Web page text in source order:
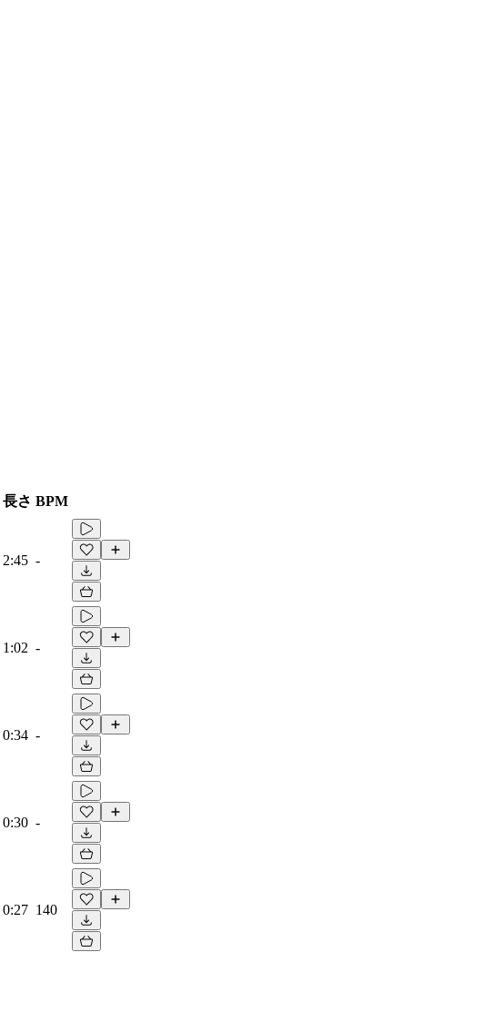
長さ BPM
2:45 -
1:02 -
0:34 -
0:30 -
0:27 140